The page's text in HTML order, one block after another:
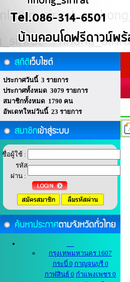
ประกาศวันนี้ 3 รายการ
ประกาศทั้งหมด 3079 รายการ
สมาชิกทั้งหมด 1790 คน
อัพเดทใหม่วันนี้ 23 รายการ
ชื่อผู้ใช้ :
รหัส
ผ่าน :
กรุงเทพมหานคร 1607
กระบี่ 0 กาญจนบุรี 0
กาฬสินธุ์ 0 กำแพงเพชร 0